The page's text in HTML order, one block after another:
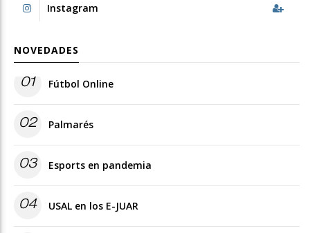
Instagram
NOVEDADES
01 Fútbol Online
02 Palmarés
03 Esports en pandemia
04 USAL en los E-JUAR